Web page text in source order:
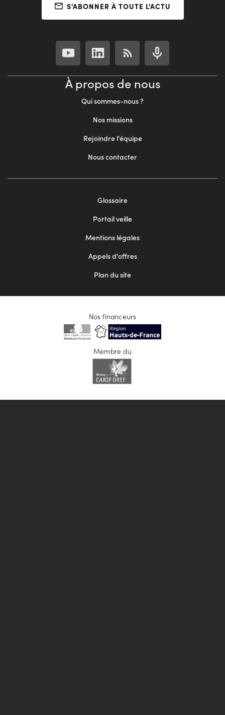
S'ABONNER À TOUTE L'ACTU
À propos de nous
Qui sommes-nous ?
Nos missions
Rejoindre l'équipe
Nous contacter
Glossaire
Portail veille
Mentions légales
Appels d'offres
Plan du site
Nos financeurs
Membre du